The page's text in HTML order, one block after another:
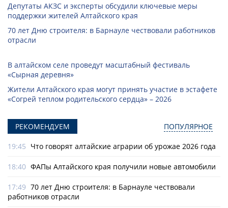
Депутаты АКЗС и эксперты обсудили ключевые меры
поддержки жителей Алтайского края
70 лет Дню строителя: в Барнауле чествовали работников
отрасли
В алтайском селе проведут масштабный фестиваль
«Сырная деревня»
Жители Алтайского края могут принять участие в эстафете
«Согрей теплом родительского сердца» – 2026
РЕКОМЕНДУЕМ ПОПУЛЯРНОЕ
19:45 Что говорят алтайские аграрии об урожае 2026 года
18:40 ФАПы Алтайского края получили новые автомобили
17:49 70 лет Дню строителя: в Барнауле чествовали
работников отрасли